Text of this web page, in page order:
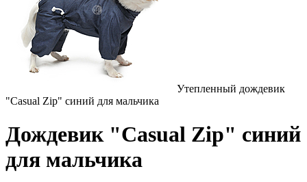
Утепленный дождевик
"Casual Zip" синий для мальчика
Дождевик "Casual Zip" синий
для мальчика